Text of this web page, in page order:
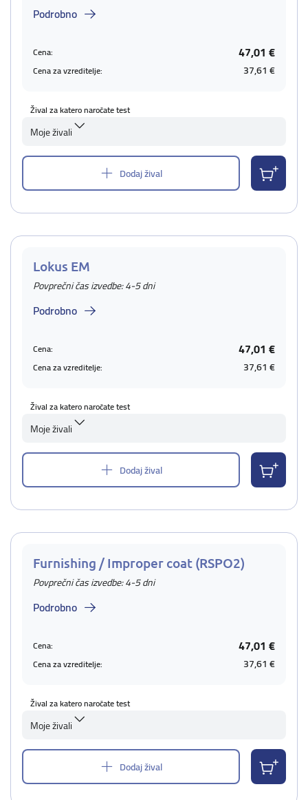
Podrobno
Cena: 47,01 €
Cena za vzreditelje: 37,61 €
Žival za katero naročate test
Moje živali
Dodaj žival
Lokus EM
Povprečni čas izvedbe: 4-5 dni
Podrobno
Cena: 47,01 €
Cena za vzreditelje: 37,61 €
Žival za katero naročate test
Moje živali
Dodaj žival
Furnishing / Improper coat (RSPO2)
Povprečni čas izvedbe: 4-5 dni
Podrobno
Cena: 47,01 €
Cena za vzreditelje: 37,61 €
Žival za katero naročate test
Moje živali
Dodaj žival